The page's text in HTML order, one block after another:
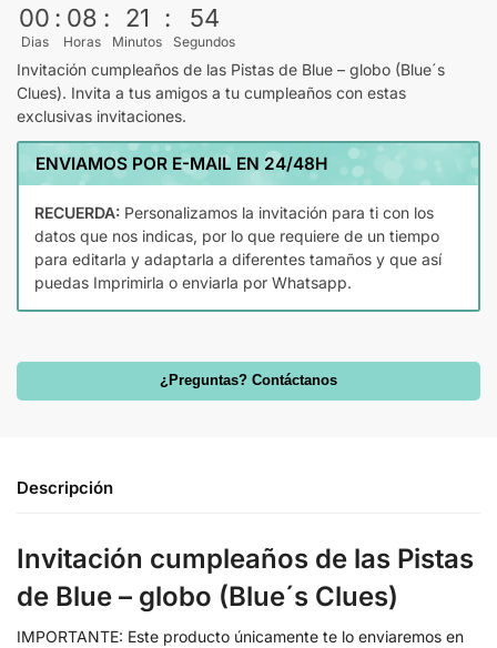
00
Dias
: 08
Horas
: 21
Minutos
: 54
Segundos
Invitación cumpleaños de las Pistas de Blue – globo (Blue´s
Clues). Invita a tus amigos a tu cumpleaños con estas
exclusivas invitaciones.
ENVIAMOS POR E-MAIL EN 24/48H
RECUERDA: Personalizamos la invitación para ti con los
datos que nos indicas, por lo que requiere de un tiempo
para editarla y adaptarla a diferentes tamaños y que así
puedas Imprimirla o enviarla por Whatsapp.
¿Preguntas? Contáctanos
Descripción
Invitación cumpleaños de las Pistas
de Blue – globo (Blue´s Clues)
IMPORTANTE: Este producto únicamente te lo enviaremos en